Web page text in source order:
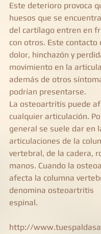
Este deterioro provoca
huesos que se
del cartílago entren en
con otros. Este contacto
dolor, hinchazón y
movimiento en la
además de otros
podrían presentarse.
La osteoartritis puede
cualquier articulación.
general se suele dar en
articulaciones de la
vertebral, de la cadera,
manos. Cuando la
afecta la columna
denomina osteoartritis
espinal.
http://